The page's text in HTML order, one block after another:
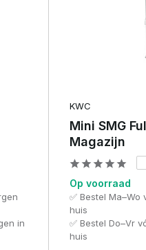
in
KWC
Mini SMG
Magazijn
Op voorraad
✅ Bestel
huis
✅ Bestel Do–Vr
huis